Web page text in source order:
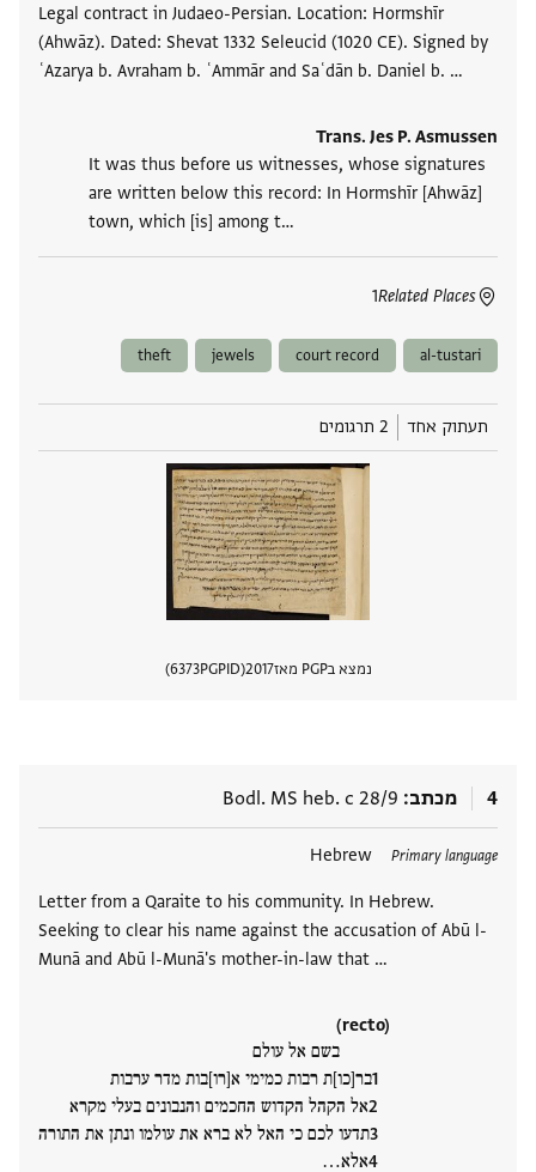
Legal contract in Judaeo-Persian. Location: Hormshīr
(Ahwāz). Dated: Shevat 1332 Seleucid (1020 CE). Signed by
ʿAzarya b. Avraham b. ʿAmmār and Saʿdān b. Daniel b. …
Trans. Jes P. Asmussen
It was thus before us witnesses, whose signatures
are written below this record: In Hormshīr [Ahwāz]
town, which [is] among t‮…
Related Places
1
al-tustari
court record
jewels
theft
תעתוק אחד 2 תרגומים
נמצא בPGP מאז 2017
PGPID
6373
4 מכתב Bodl. MS heb. c 28/9
Primary language
Hebrew
Letter from a Qaraite to his community. In Hebrew.
Seeking to clear his name against the accusation of Abū l-
Munā and Abū l-Munā's mother-in-law that …
(recto)
בשם אל עולם
בר[כו]ת רבות כמימי א[רו]בות מדר ערבות
אל הקהל הקדוש החכמים והנבונים בעלי מקרא
תדעו לכם כי האל לא ברא את עולמו ונתן את התורה
אלא‮…
תגים